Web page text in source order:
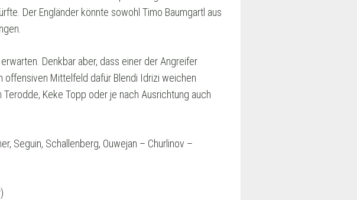
Der Engländer könnte sowohl Timo Baumgartl aus
Denkbar aber, dass einer der Angreifer
offensiven Mittelfeld dafür Blendi Idrizi weichen
Keke Topp oder je nach Ausrichtung auch
Seguin, Schallenberg, Ouwejan – Churlinov –